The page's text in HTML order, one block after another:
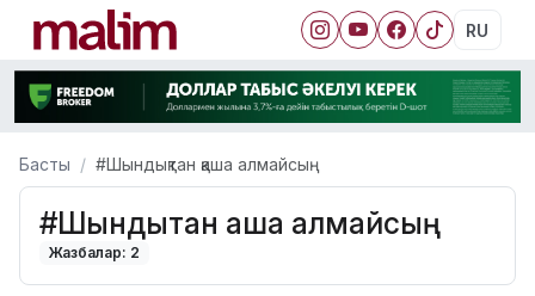
RU
Басты #Шындықтан қаша алмайсың
#Шындықтан қаша алмайсың
Жазбалар: 2